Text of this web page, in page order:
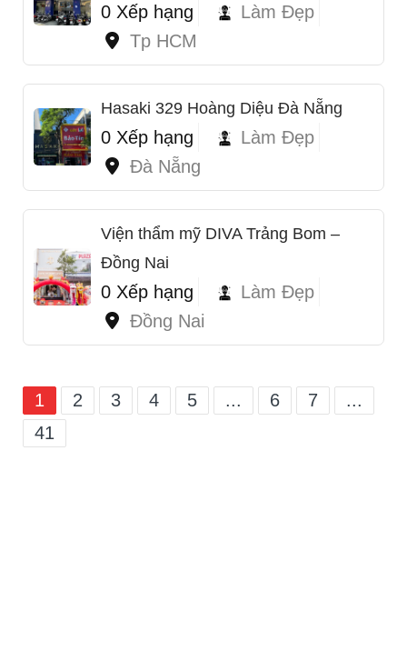
0 Xếp hạng
Làm Đẹp
Tp HCM
Hasaki 329 Hoàng Diệu Đà Nẵng
0 Xếp hạng
Làm Đẹp
Đà Nẵng
Viện thẩm mỹ DIVA Trảng Bom –
Đồng Nai
0 Xếp hạng
Làm Đẹp
Đồng Nai
1 2 3 4 5 ... 6 7
...
41